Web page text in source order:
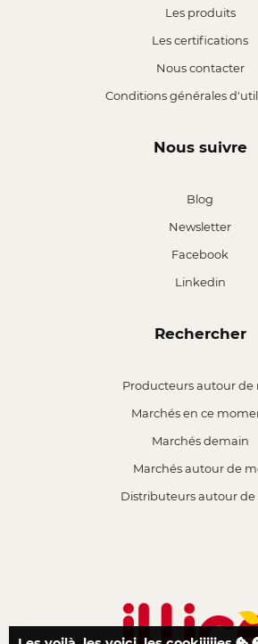
Les produits
Les certifications
Nous contacter
Conditions générales
Nous suivre
Blog
Newsletter
Facebook
Linkedin
Rechercher
Producteurs autour de
Marchés en ce
Marchés demain
Marchés autour de
Distributeurs autour de